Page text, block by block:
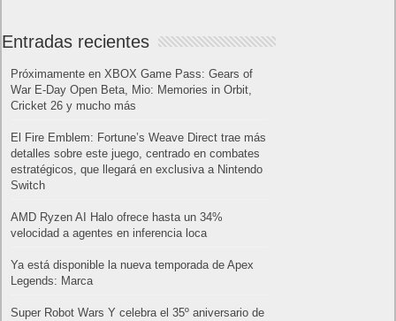
Entradas recientes
Próximamente en XBOX Game Pass: Gears of
War E-Day Open Beta, Mio: Memories in Orbit,
Cricket 26 y mucho más
El Fire Emblem: Fortune’s Weave Direct trae más
detalles sobre este juego, centrado en combates
estratégicos, que llegará en exclusiva a Nintendo
Switch
AMD Ryzen AI Halo ofrece hasta un 34%
velocidad a agentes en inferencia loca
Ya está disponible la nueva temporada de Apex
Legends: Marca
Super Robot Wars Y celebra el 35º aniversario de